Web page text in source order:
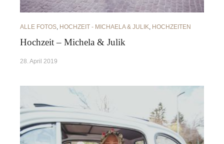
ALLE FOTOS, HOCHZEIT - MICHAELA & JULIK, HOCHZEITEN
Hochzeit – Michela & Julik
28. April 2019